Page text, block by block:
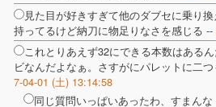
見た目が好きすぎて他のダブセに乗り
持ってるけど納刀に物足りなさを感じる --
これとりあえず32にできる本数はある
ビなんだよなぁ。さすがにパレットに二
7-04-01 (土) 13:14:58
同じ質問いっぱいあったわ、すまんな